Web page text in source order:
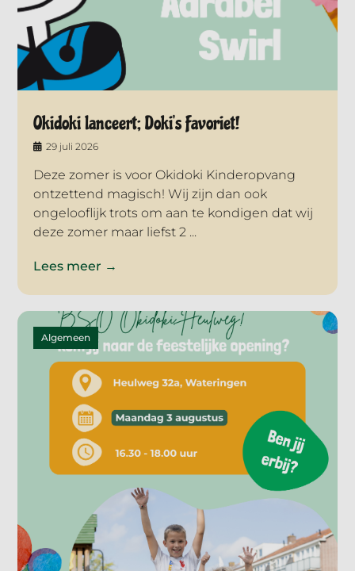
Okidoki lanceert; Doki’s Favoriet!
29 juli 2026
Deze zomer is voor Okidoki Kinderopvang
ontzettend magisch! Wij zijn dan ook
ongelooflijk trots om aan te kondigen dat wij
deze zomer maar liefst 2 ...
Lees meer →
Algemeen